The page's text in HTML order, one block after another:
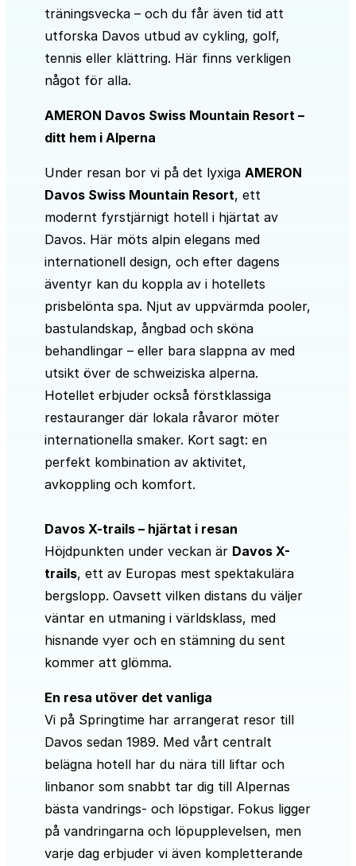
träningsvecka – och du får även tid att
utforska Davos utbud av cykling, golf,
tennis eller klättring. Här finns verkligen
något för alla.
AMERON Davos Swiss Mountain Resort –
ditt hem i Alperna
Under resan bor vi på det lyxiga AMERON
Davos Swiss Mountain Resort, ett
modernt fyrstjärnigt hotell i hjärtat av
Davos. Här möts alpin elegans med
internationell design, och efter dagens
äventyr kan du koppla av i hotellets
prisbelönta spa. Njut av uppvärmda pooler,
bastulandskap, ångbad och sköna
behandlingar – eller bara slappna av med
utsikt över de schweiziska alperna.
Hotellet erbjuder också förstklassiga
restauranger där lokala råvaror möter
internationella smaker. Kort sagt: en
perfekt kombination av aktivitet,
avkoppling och komfort.
Davos X-trails – hjärtat i resan
Höjdpunkten under veckan är Davos X-
trails, ett av Europas mest spektakulära
bergslopp. Oavsett vilken distans du väljer
väntar en utmaning i världsklass, med
hisnande vyer och en stämning du sent
kommer att glömma.
En resa utöver det vanliga
Vi på Springtime har arrangerat resor till
Davos sedan 1989. Med vårt centralt
belägna hotell har du nära till liftar och
linbanor som snabbt tar dig till Alpernas
bästa vandrings- och löpstigar. Fokus ligger
på vandringarna och löpupplevelsen, men
varje dag erbjuder vi även kompletterande